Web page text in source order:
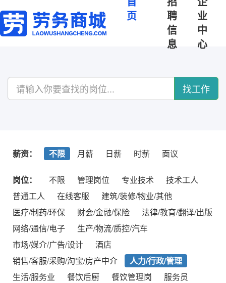
页
聘
信
息
业
中
心
找工作
薪资： 不限 月薪 日薪 时薪 面议
岗位： 不限 管理岗位 专业技术
技术工人
普通工人
在线客服
建筑/装修/物业/其他
医疗/制药/环保
财会/金融/保险
法律/教育/翻译/出版
网络/通信/电子
生产/物流/质控/汽车
市场/媒介/广告/设计
酒店
销售/客服/采购/淘宝/房产中介
人力/行政/管理
生活/服务业
餐饮后厨 餐饮管理岗
服务员